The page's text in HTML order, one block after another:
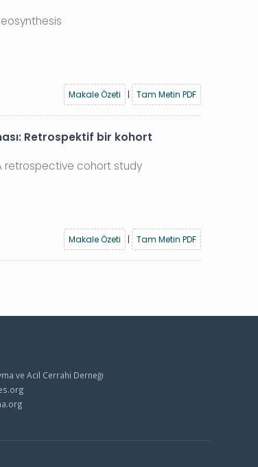
Makale Özeti
| Tam Metin PDF
Retrospektif bir kohort
retrospective cohort study
Makale Özeti
| Tam Metin PDF
ve Acil Cerrahi Derneği